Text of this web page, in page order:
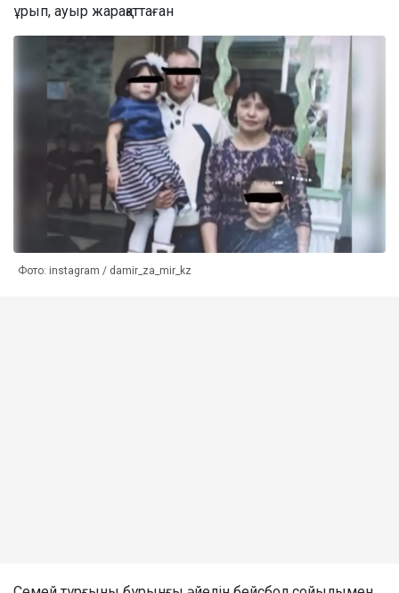
ұрып, ауыр жарақаттаған
Фото: instagram / damir_za_mir_kz